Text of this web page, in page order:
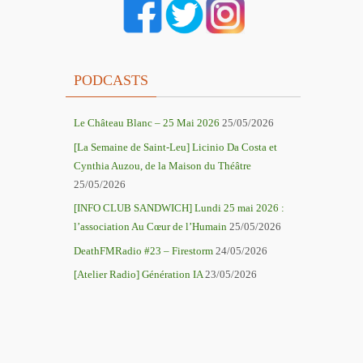
PODCASTS
Le Château Blanc – 25 Mai 2026 25/05/2026
[La Semaine de Saint-Leu] Licinio Da Costa et
Cynthia Auzou, de la Maison du Théâtre
25/05/2026
[INFO CLUB SANDWICH] Lundi 25 mai 2026 :
l’association Au Cœur de l’Humain 25/05/2026
DeathFMRadio #23 – Firestorm 24/05/2026
[Atelier Radio] Génération IA 23/05/2026